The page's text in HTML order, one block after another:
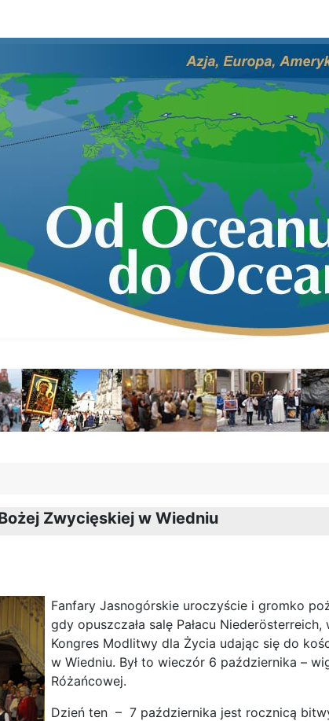
Zwycięskiej w Wiedniu
Fanfary Jasnogórskie uroczyście i gromko
gdy opuszczała salę Pałacu
Kongres Modlitwy dla Życia udając się do
w Wiedniu. Był to wieczór 6 października –
Różańcowej.
Dzień ten – 7 października jest rocznicą